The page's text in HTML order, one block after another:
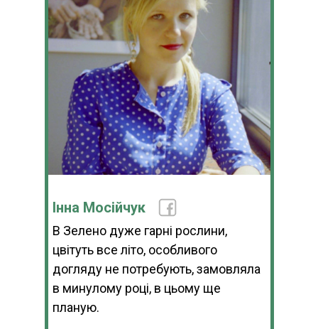
Інна Мосійчук
В Зелено дуже гарні рослини,
цвітуть все літо, особливого
догляду не потребують, замовляла
в минулому році, в цьому ще
планую.